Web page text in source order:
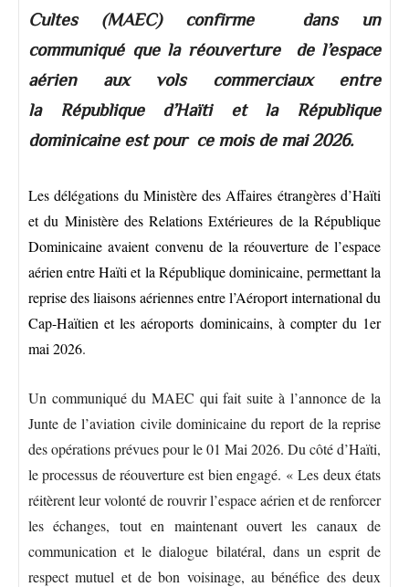
Cultes (MAEC) confirme dans un
communiqué que la réouverture de l’espace
aérien aux vols commerciaux entre
la République d’Haïti et la République
dominicaine est pour ce mois de mai 2026.
Les délégations du Ministère des Affaires étrangères d’Haïti
et du Ministère des Relations Extérieures de la République
Dominicaine avaient convenu de la réouverture de l’espace
aérien entre Haïti et la République dominicaine, permettant la
reprise des liaisons aériennes entre l’Aéroport international du
Cap-Haïtien et les aéroports dominicains, à compter du 1er
mai 2026.
Un communiqué du MAEC qui fait suite à l’annonce de la
Junte de l’aviation civile dominicaine du report de la reprise
des opérations prévues pour le 01 Mai 2026. Du côté d’Haïti,
le processus de réouverture est bien engagé. « Les deux états
réitèrent leur volonté de rouvrir l’espace aérien et de renforcer
les échanges, tout en maintenant ouvert les canaux de
communication et le dialogue bilatéral, dans un esprit de
respect mutuel et de bon voisinage, au bénéfice des deux